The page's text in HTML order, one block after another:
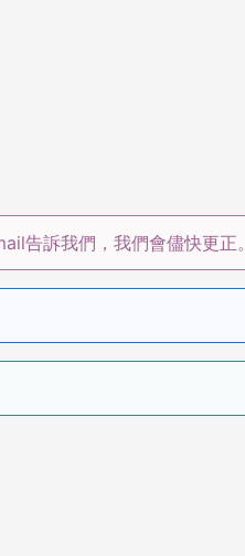
告訴我們，我們會儘快更正。